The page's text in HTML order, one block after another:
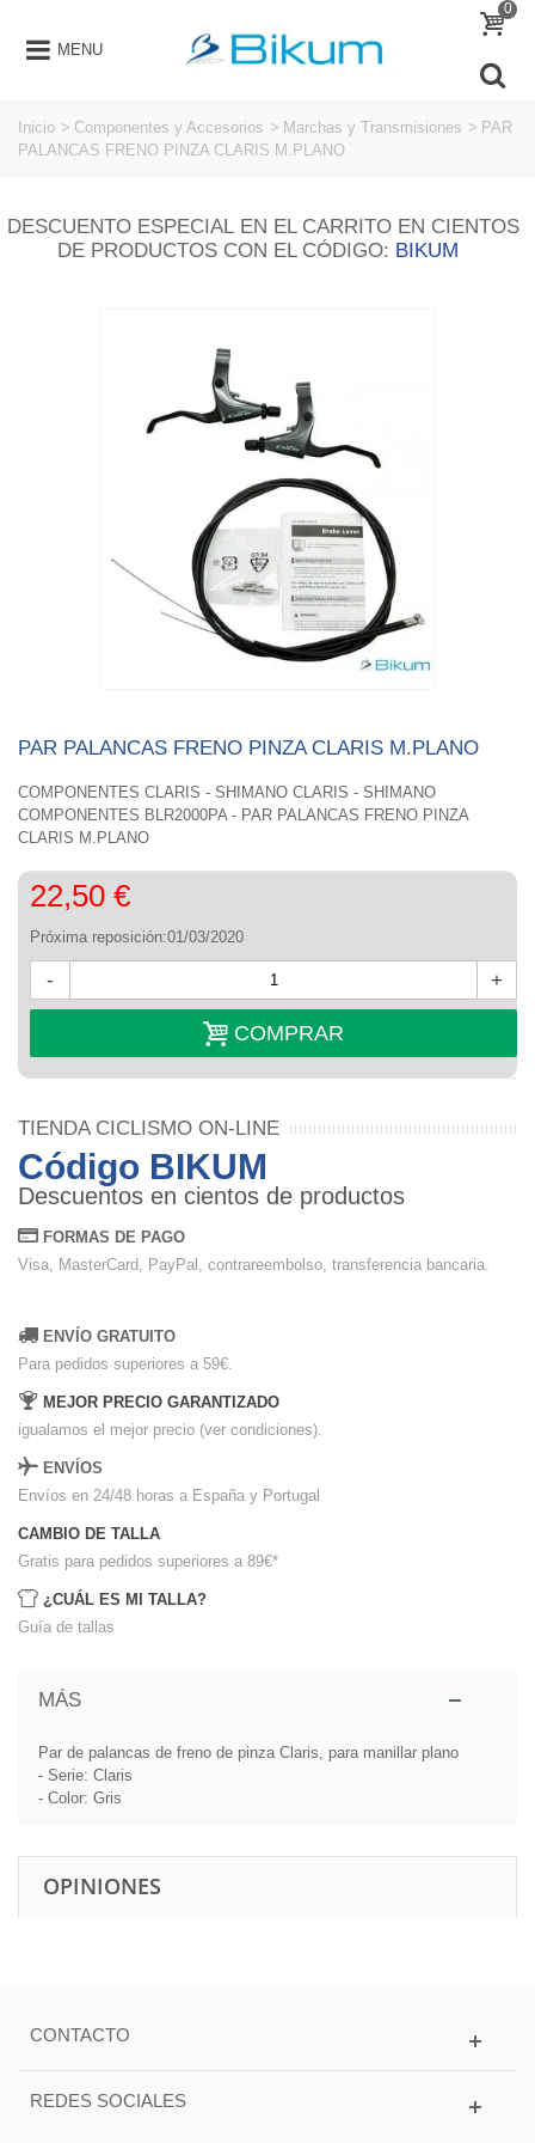
MENU
0
Inicio > Componentes y Accesorios > Marchas y Transmisiones > PAR
PALANCAS FRENO PINZA CLARIS M.PLANO
DESCUENTO ESPECIAL EN EL CARRITO EN CIENTOS
DE PRODUCTOS CON EL CÓDIGO: BIKUM
PAR PALANCAS FRENO PINZA CLARIS M.PLANO
COMPONENTES CLARIS - SHIMANO CLARIS - SHIMANO
COMPONENTES BLR2000PA - PAR PALANCAS FRENO PINZA
CLARIS M.PLANO
22,50 €
Próxima reposición:01/03/2020
- +
COMPRAR
TIENDA CICLISMO ON-LINE
Código BIKUM
Descuentos en cientos de productos
FORMAS DE PAGO
Visa, MasterCard, PayPal, contrareembolso, transferencia bancaria.
ENVÍO GRATUITO
Para pedidos superiores a 59€.
MEJOR PRECIO GARANTIZADO
igualamos el mejor precio (ver condiciones).
ENVÍOS
Envíos en 24/48 horas a España y Portugal
CAMBIO DE TALLA
Gratis para pedidos superiores a 89€*
¿CUÁL ES MI TALLA?
Guía de tallas
MÁS
Par de palancas de freno de pinza Claris, para manillar plano
- Serie: Claris
- Color: Gris
OPINIONES
CONTACTO
REDES SOCIALES